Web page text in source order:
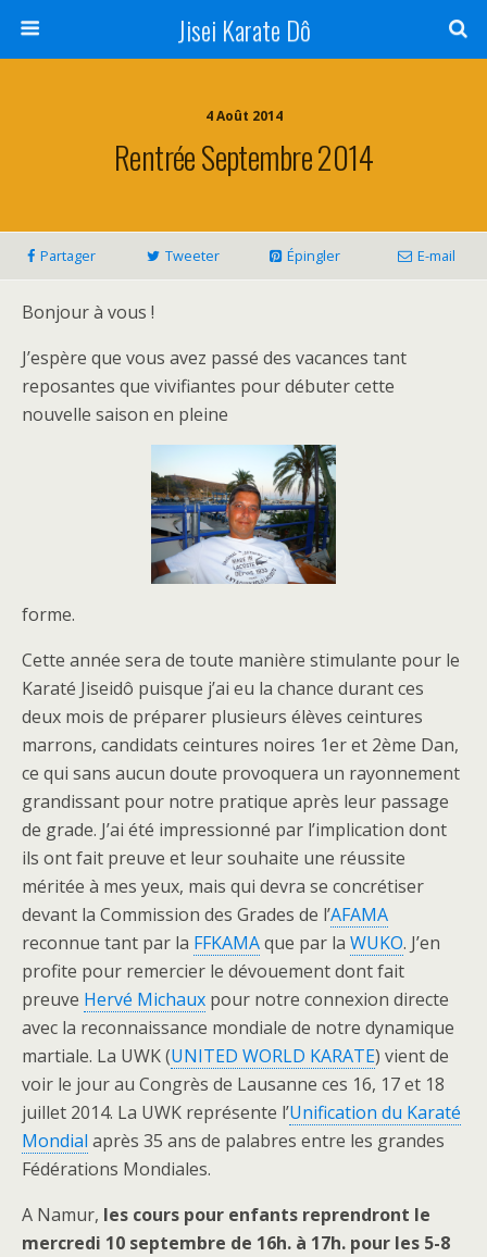
Jisei Karate Dô
4 Août 2014
Rentrée Septembre 2014
Partager Tweeter Épingler E-mail
Bonjour à vous !
J’espère que vous avez passé des vacances tant
reposantes que vivifiantes pour débuter cette
nouvelle saison en pleine
forme.
Cette année sera de toute manière stimulante pour le
Karaté Jiseidô puisque j’ai eu la chance durant ces
deux mois de préparer plusieurs élèves ceintures
marrons, candidats ceintures noires 1er et 2ème Dan,
ce qui sans aucun doute provoquera un rayonnement
grandissant pour notre pratique après leur passage
de grade. J’ai été impressionné par l’implication dont
ils ont fait preuve et leur souhaite une réussite
méritée à mes yeux, mais qui devra se concrétiser
devant la Commission des Grades de l’AFAMA
reconnue tant par la FFKAMAque par la WUKO. J’en
profite pour remercier le dévouement dont fait
preuve Hervé Michaux pour notre connexion directe
avec la reconnaissance mondiale de notre dynamique
martiale. La UWK (UNITED WORLD KARATE) vient de
voir le jour au Congrès de Lausanne ces 16, 17 et 18
juillet 2014. La UWK représente l’Unification du Karaté
Mondial après 35 ans de palabres entre les grandes
Fédérations Mondiales.
A Namur, les cours pour enfants reprendront le
mercredi 10 septembre de 16h. à 17h. pour les 5-8